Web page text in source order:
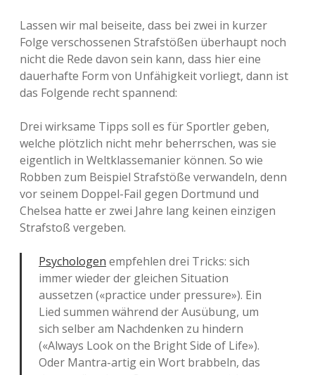
Lassen wir mal beiseite, dass bei zwei in kurzer
Folge verschossenen Strafstößen überhaupt noch
nicht die Rede davon sein kann, dass hier eine
dauerhafte Form von Unfähigkeit vorliegt, dann ist
das Folgende recht spannend:
Drei wirksame Tipps soll es für Sportler geben,
welche plötzlich nicht mehr beherrschen, was sie
eigentlich in Weltklassemanier können. So wie
Robben zum Beispiel Strafstöße verwandeln, denn
vor seinem Doppel-Fail gegen Dortmund und
Chelsea hatte er zwei Jahre lang keinen einzigen
Strafstoß vergeben.
Psychologen empfehlen drei Tricks: sich
immer wieder der gleichen Situation
aussetzen («practice under pressure»). Ein
Lied summen während der Ausübung, um
sich selber am Nachdenken zu hindern
(«Always Look on the Bright Side of Life»).
Oder Mantra-artig ein Wort brabbeln, das